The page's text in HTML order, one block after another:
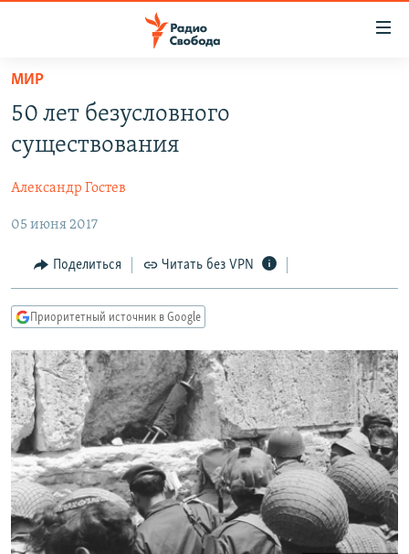
упрощенного
доступа
основному
Вернутся
главной
навигации
Вернутся
поиску
ПРОГРАММЫ
АВТОРСКИЕ ПРОЕКТЫ
ЦИТАТЫ СВОБОДЫ
МНЕНИЯ
КУЛЬТУРА
IDEL.РЕАЛИИ
КАВКАЗ.РЕАЛИИ
СЕВЕР.РЕАЛИИ
СИБИРЬ.РЕАЛИИ
РАСПИСАНИЕ ВЕЩАНИЯ
ПОДПИШИТЕСЬ НА РАССЫЛКУ
СОЦИАЛЬНЫЕ СЕТИ
МИР
50 лет безусловного
существования
Александр Гостев
05 июня 2017
Поделиться Читать без VPN
Приоритетный источник в Google